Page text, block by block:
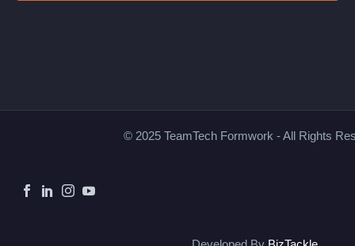
© 2025 TeamTech Formwork - All Rights